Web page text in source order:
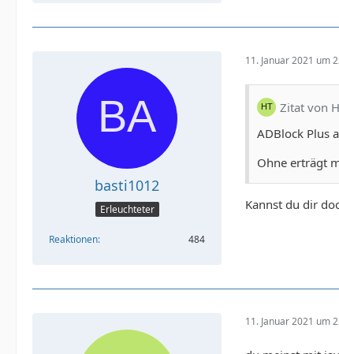
basti1012
Erleuchteter
Reaktionen 484
11. Januar 2021 um
Zitat von
ADBlock Plus
Ohne erträgt
Kannst du dir
11. Januar 2021 um